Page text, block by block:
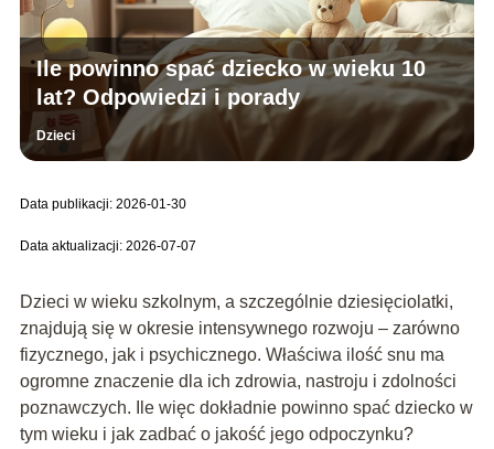
Ile powinno spać dziecko w wieku 10
lat? Odpowiedzi i porady
Dzieci
Data publikacji: 2026-01-30
Data aktualizacji: 2026-07-07
Dzieci w wieku szkolnym, a szczególnie dziesięciolatki,
znajdują się w okresie intensywnego rozwoju – zarówno
fizycznego, jak i psychicznego. Właściwa ilość snu ma
ogromne znaczenie dla ich zdrowia, nastroju i zdolności
poznawczych. Ile więc dokładnie powinno spać dziecko w
tym wieku i jak zadbać o jakość jego odpoczynku?